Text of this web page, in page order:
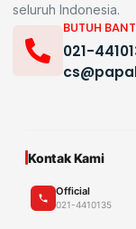
seluruh Indonesia.
BUTUH
021-
Kontak Kami
Official
021-4410135